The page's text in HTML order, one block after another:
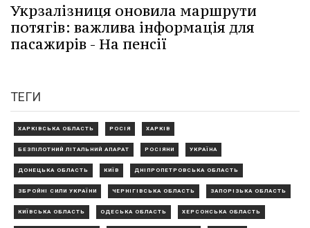
Укрзалізниця оновила маршрути
потягів: важлива інформація для
пасажирів - На пенсії
ТЕГИ
ХАРКІВСЬКА ОБЛАСТЬ РОСІЯ ХАРКІВ
БЕЗПІЛОТНИЙ ЛІТАЛЬНИЙ АПАРАТ РОСІЯНИ УКРАЇНА
ДОНЕЦЬКА ОБЛАСТЬ КИЇВ ДНІПРОПЕТРОВСЬКА ОБЛАСТЬ
ЗБРОЙНІ СИЛИ УКРАЇНИ ЧЕРНІГІВСЬКА ОБЛАСТЬ ЗАПОРІЗЬКА ОБЛАСТЬ
КИЇВСЬКА ОБЛАСТЬ ОДЕСЬКА ОБЛАСТЬ ХЕРСОНСЬКА ОБЛАСТЬ